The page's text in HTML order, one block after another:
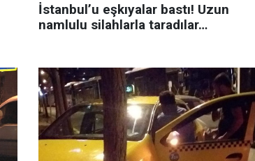
İstanbul’u eşkıyalar bastı! Uzun
namlulu silahlarla taradılar…